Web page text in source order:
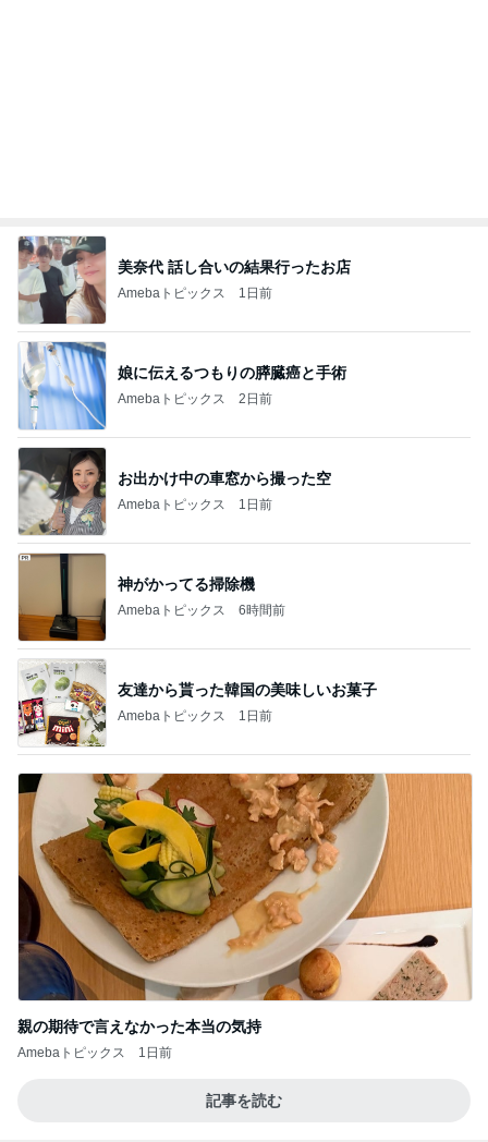
美奈代 話し合いの結果行ったお店
Amebaトピックス 1日前
娘に伝えるつもりの膵臓癌と手術
Amebaトピックス 2日前
お出かけ中の車窓から撮った空
Amebaトピックス 1日前
神がかってる掃除機
Amebaトピックス 6時間前
友達から貰った韓国の美味しいお菓子
Amebaトピックス 1日前
親の期待で言えなかった本当の気持
Amebaトピックス 1日前
記事を読む